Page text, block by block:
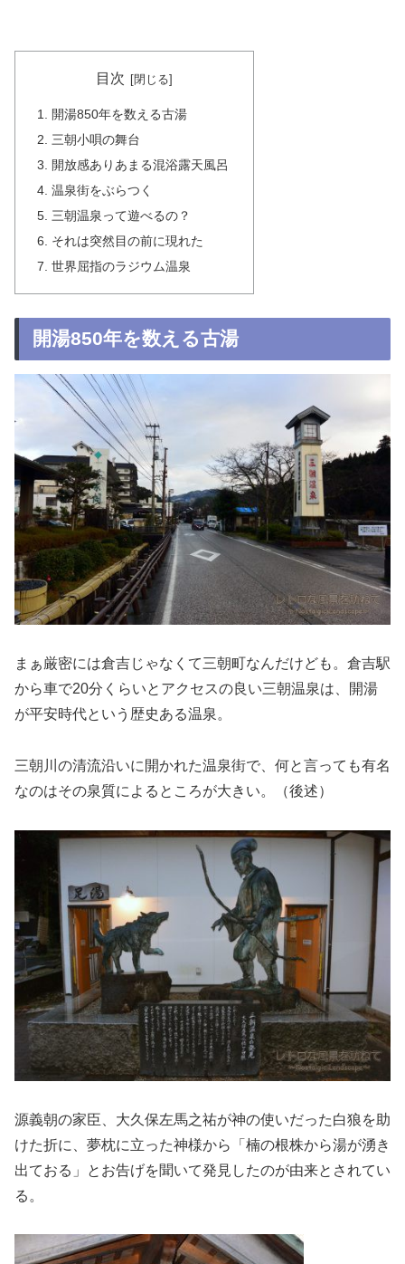
目次
開湯850年を数える古湯
三朝小唄の舞台
開放感ありあまる混浴露天風呂
温泉街をぶらつく
三朝温泉って遊べるの？
それは突然目の前に現れた
世界屈指のラジウム温泉
開湯850年を数える古湯
まぁ厳密には倉吉じゃなくて三朝町なんだけども。倉吉駅
から車で20分くらいとアクセスの良い三朝温泉は、開湯
が平安時代という歴史ある温泉。
三朝川の清流沿いに開かれた温泉街で、何と言っても有名
なのはその泉質によるところが大きい。（後述）
源義朝の家臣、大久保左馬之祐が神の使いだった白狼を助
けた折に、夢枕に立った神様から「楠の根株から湯が湧き
出ておる」とお告げを聞いて発見したのが由来とされてい
る。